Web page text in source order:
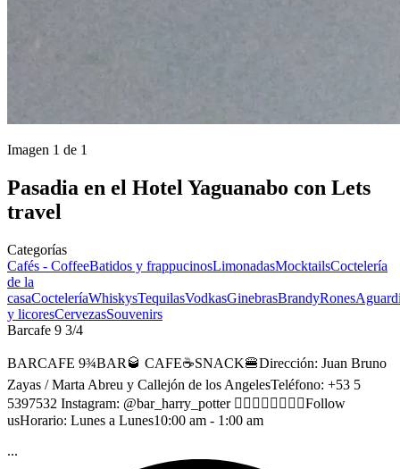
Imagen 1 de 1
Pasadia en el Hotel Yaguanabo con Lets
travel
Categorías
Cafés - CoffeeBatidos y frappucinosLimonadasMocktailsCoctelería
de la
casaCocteleríaWhiskysTequilasVodkasGinebrasBrandyRones
y licoresCervezasSouvenirs
Barcafe 9 3/4
BARCAFE 9¾BAR🥃 CAFE☕SNACK🍔Dirección: Juan Bruno
Zayas / Marta Abreu y Callejón de los AngelesTeléfono: +53 5
5397532 Instagram: @bar_harry_potter 👆🏻👆🏻👆🏻👆🏻Follow
usHorario: Lunes a Lunes10:00 am - 1:00 am
...